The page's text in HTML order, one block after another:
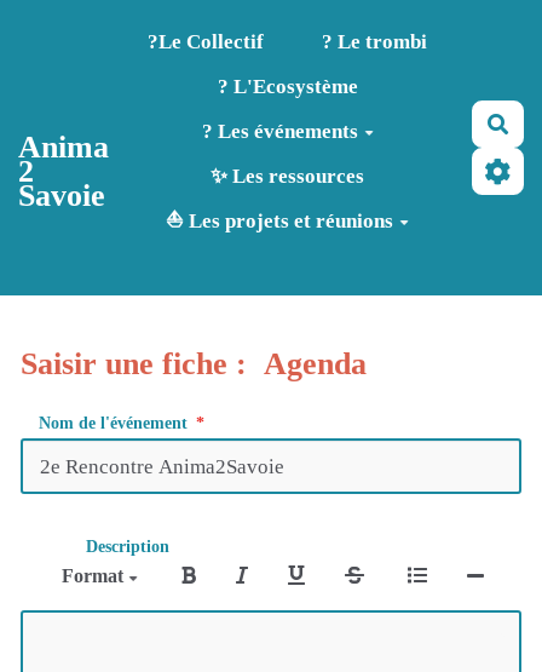
Aller au contenu principal
Anima
2
Savoie
?️Le Collectif
? Le trombi
? L'Ecosystème
? Les événements
✨ Les ressources
⛵ Les projets et réunions
Saisir une fiche : Agenda
Nom de l'événement
Description
Format